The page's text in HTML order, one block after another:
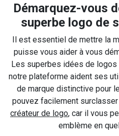
Démarquez-vous
superbe logo de
Il est essentiel de mettre la
puisse vous aider à vous
Les superbes idées de
notre plateforme aident ses
de marque distinctive pour
pouvez facilement
créateur de logo, car il vous
emblème en